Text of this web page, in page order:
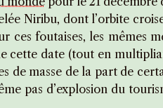
Niribu, dont l’orbite
foutaises, les mêmes
cette date (tout en
de masse de la part de
pas d’explosion du